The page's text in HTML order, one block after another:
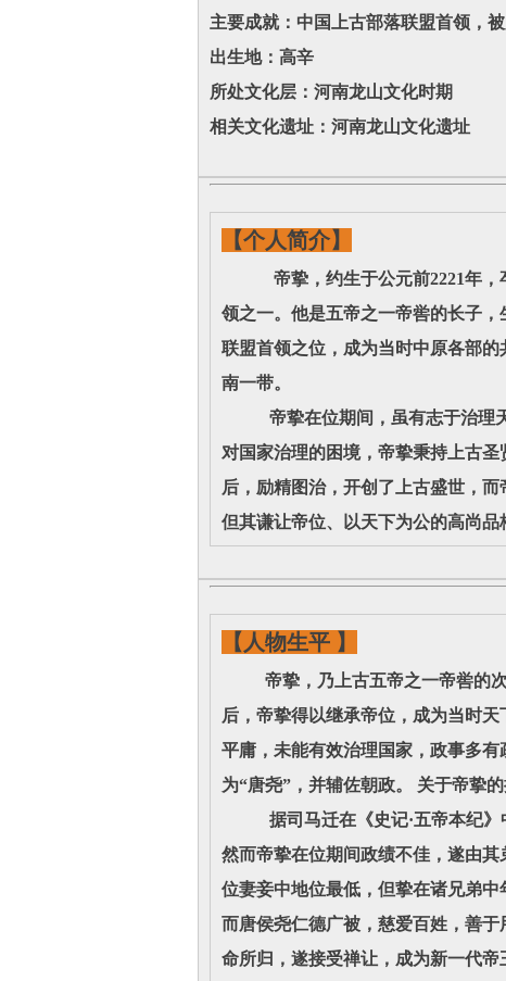
主要成就：中国上古部落联盟首领，
出生地：高辛
所处文化层：河南龙山文化时期
相关文化遗址：河南龙山文化遗址
【个人简介】
帝挚，约生于公元前2221年，卒
领之一。他是五帝之一帝喾的长子
联盟首领之位，成为当时中原各部
南一带。
帝挚在位期间，虽有志于治理天
对国家治理的困境，帝挚秉持上古
后，励精图治，开创了上古盛世，
但其谦让帝位、以天下为公的高尚
【人物生平 】
帝挚，乃上古五帝之一帝喾的次
后，帝挚得以继承帝位，成为当时
平庸，未能有效治理国家，政事多
为“唐尧”，并辅佐朝政。 关于帝挚
据司马迁在《史记·五帝本纪》中
然而帝挚在位期间政绩不佳，遂由
位妻妾中地位最低，但挚在诸兄弟
而唐侯尧仁德广被，慈爱百姓，善
命所归，遂接受禅让，成为新一代帝